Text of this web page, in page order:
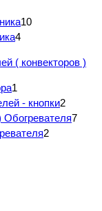
10
4
( конвекторов )
1
- кнопки2
Обогревателя7
2